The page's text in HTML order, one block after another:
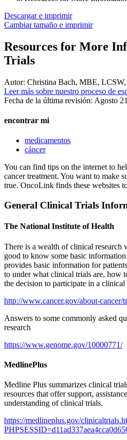
Descargar e imprimir
Cambiar tamaño e imprimir
Resources for More
Trials
Autor: Christina Bach, MBE,
Leer más sobre nuestro proceso de
Fecha de la última revisión: Agosto
encontrar mi
medicamentos
cáncer
You can find tips on the internet to
cancer treatment. You want to make
true. OncoLink finds these websites
General Clinical Trials
The National Institute of Health
There is a wealth of clinical research
good to know some basic
provides basic information for
to under what clinical trials are, how
the decision to participate in a clinical
http://www.cancer.gov/about-cancer/
Answers to some commonly asked
research
https://www.genome.gov/10000771/
MedlinePlus
Medline Plus summarizes clinical
resources that offer support,
understanding of clinical trials.
https://medlineplus.gov/